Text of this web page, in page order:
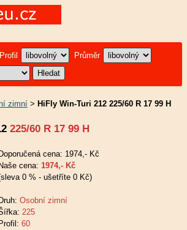
Profil
Průměr
zimní > HiFly Win-Turi 212 225/60 R 17 99 H
225/60 R 17 99 H
Doporučená cena: 1974,- Kč
Naše cena: 1974,- Kč
0 % - ušetříte 0 Kč)
Druh: Osobní zimní
225
Profil: 60